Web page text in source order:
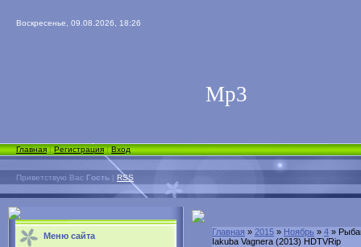
Воскресенье, 09.08.2026, 18:26
Мp3
Главная|Регистрация|Вход
Приветствую Вас Гость | RSS
Меню сайта Главная » 2015 » Ноябрь » 4 »
Iakuba Vagnera (2013) HDTVRip